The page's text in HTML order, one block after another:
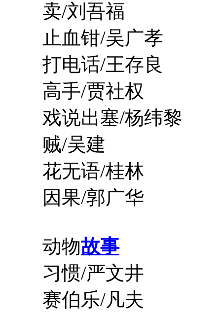
卖/刘吾福
止血钳/吴广孝
打电话/王存良
高手/贾社权
戏说出塞/杨纬黎
贼/吴建
花无语/桂林
因果/郭广华
动物故事
习惯/严文井
赛伯乐/凡夫